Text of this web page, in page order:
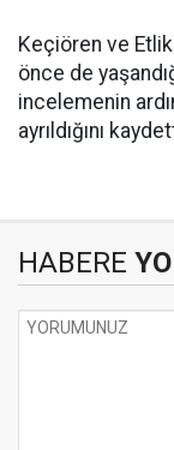
Keçiören ve
önce de
incelemenin
ayrıldığını
HABERE